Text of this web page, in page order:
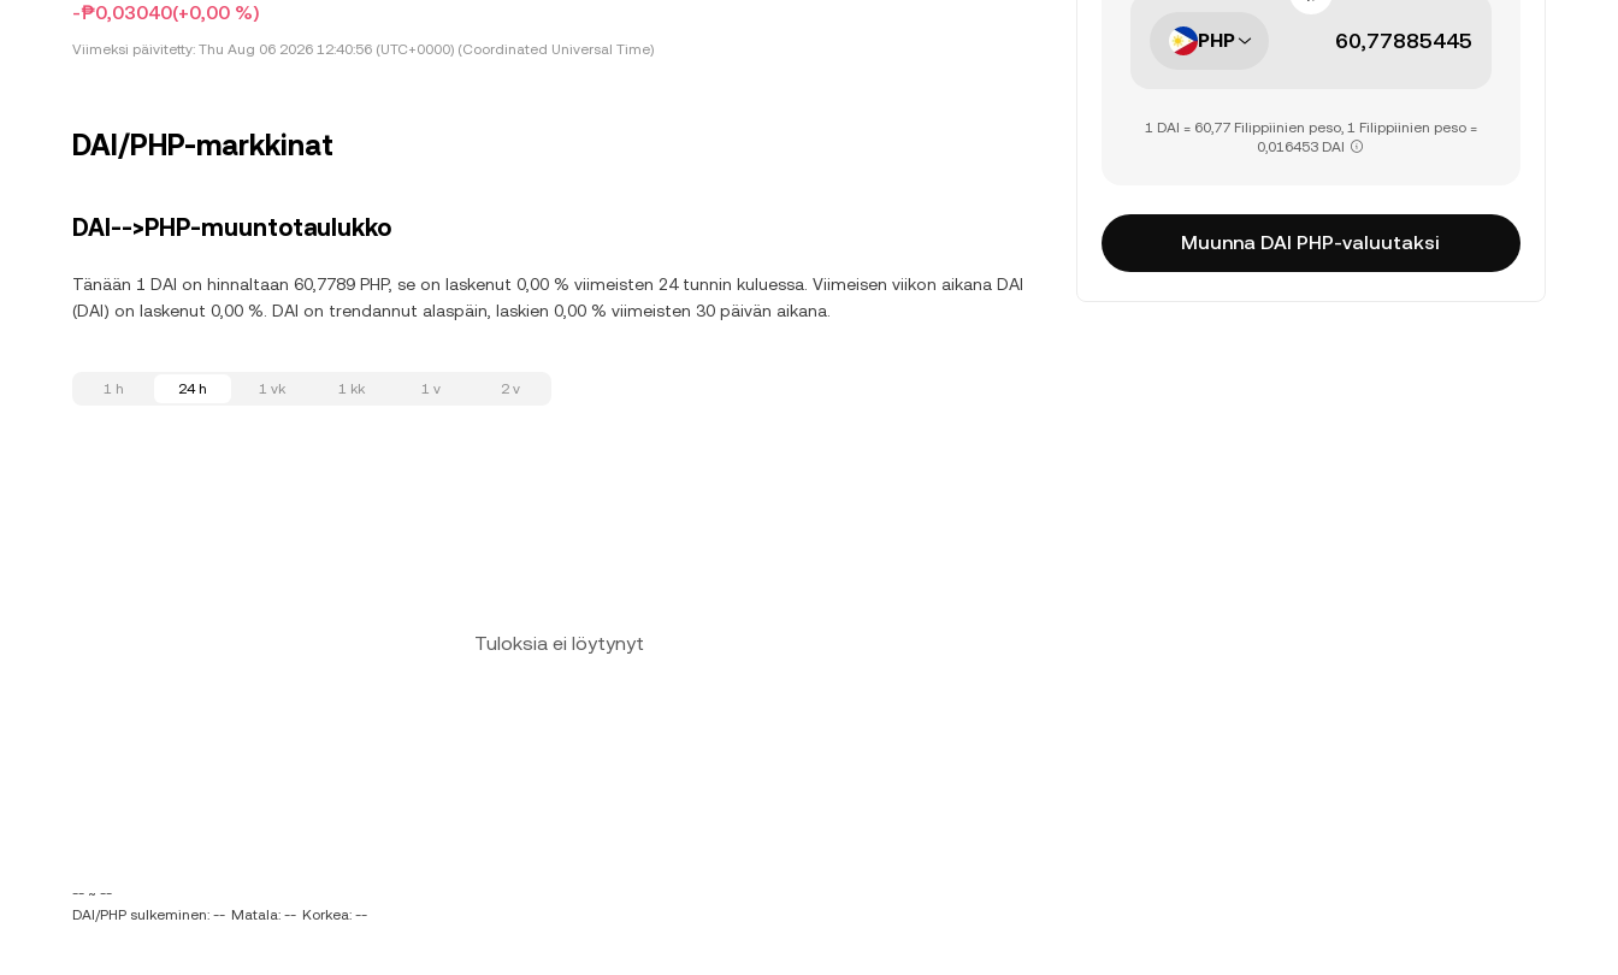
-₱0,03040(+0,00 %)
Viimeksi päivitetty: Thu Aug 06 2026 12:40:56 (UTC+0000) (Coordinated Universal Time)
DAI/PHP-markkinat
DAI-->PHP-muuntotaulukko
Tänään 1 DAI on hinnaltaan 60,7789 PHP, se on laskenut 0,00 % viimeisten 24 tunnin kuluessa. Viimeisen viikon aikana DAI
(DAI) on laskenut 0,00 %. DAI on trendannut alaspäin, laskien 0,00 % viimeisten 30 päivän aikana.
1 h 24 h 1 vk 1 kk 1 v 2 v
Tuloksia ei löytynyt
-- ~ --
DAI/PHP sulkeminen: -- Matala: -- Korkea: --
PHP
1 DAI = 60,77 Filippiinien peso, 1 Filippiinien peso =
0,016453 DAI
Muunna DAI PHP-valuutaksi